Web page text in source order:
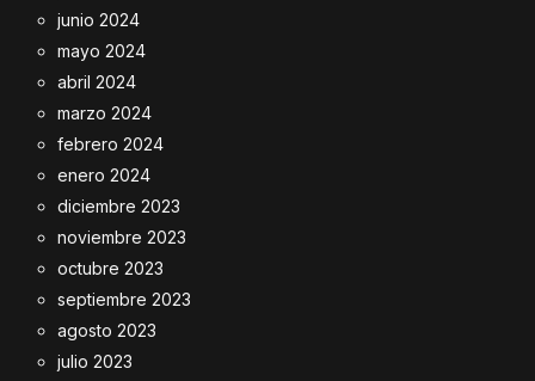
junio 2024
mayo 2024
abril 2024
marzo 2024
febrero 2024
enero 2024
diciembre 2023
noviembre 2023
octubre 2023
septiembre 2023
agosto 2023
julio 2023